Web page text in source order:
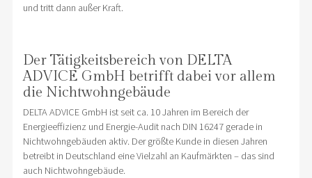
und tritt dann außer Kraft.
Der Tätigkeitsbereich von DELTA
ADVICE GmbH betrifft dabei vor allem
die Nichtwohngebäude
DELTA ADVICE GmbH ist seit ca. 10 Jahren im Bereich der
Energieeffizienz und Energie-Audit nach DIN 16247 gerade in
Nichtwohngebäuden aktiv. Der größte Kunde in diesen Jahren
betreibt in Deutschland eine Vielzahl an Kaufmärkten – das sind
auch Nichtwohngebäude.